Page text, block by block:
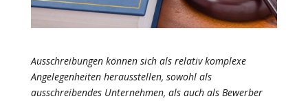
Ausschreibungen können sich als relativ komplexe
Angelegenheiten herausstellen, sowohl als
ausschreibendes Unternehmen, als auch als Bewerber